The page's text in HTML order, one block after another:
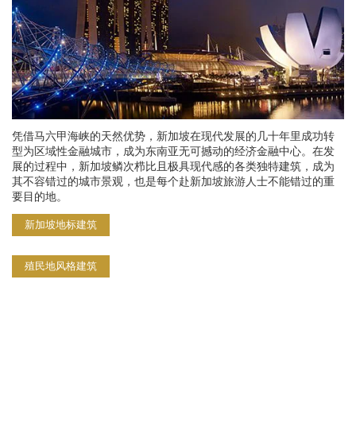
凭借马六甲海峡的天然优势，新加坡在现代发展的几十年里成功转
型为区域性金融城市，成为东南亚无可撼动的经济金融中心。在发
展的过程中，新加坡鳞次栉比且极具现代感的各类独特建筑，成为
其不容错过的城市景观，也是每个赴新加坡旅游人士不能错过的重
要目的地。
新加坡地标建筑
殖民地风格建筑